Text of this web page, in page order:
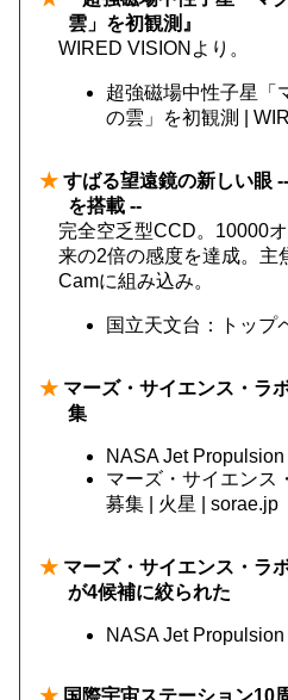
雲」を初観測』
WIRED VISIONより。
超強磁場中性子星「
の雲」を初観測 |
★ すばる望遠鏡の新しい眼
を搭載 --
完全空乏型CCD。10000
来の2倍の感度を達成。主
Camに組み込み。
国立天文台：トップ
★ マーズ・サイエンス・ラ
集
NASA Jet
マーズ・サイエンス
募集 | 火星 | sorae.jp
★ マーズ・サイエンス・ラ
が4候補に絞られた
NASA Jet
★ 国際宇宙ステーション10